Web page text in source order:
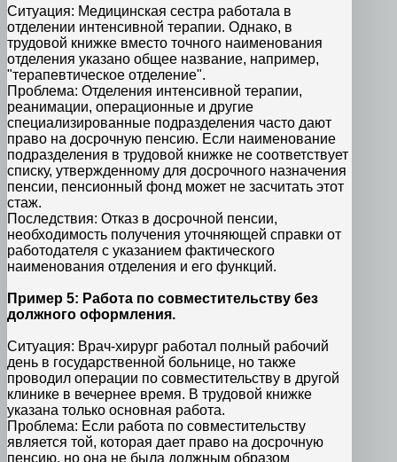
Ситуация: Медицинская сестра работала в
отделении интенсивной терапии. Однако, в
трудовой книжке вместо точного наименования
отделения указано общее название, например,
"терапевтическое отделение".
Проблема: Отделения интенсивной терапии,
реанимации, операционные и другие
специализированные подразделения часто дают
право на досрочную пенсию. Если наименование
подразделения в трудовой книжке не соответствует
списку, утвержденному для досрочного назначения
пенсии, пенсионный фонд может не засчитать этот
стаж.
Последствия: Отказ в досрочной пенсии,
необходимость получения уточняющей справки от
работодателя с указанием фактического
наименования отделения и его функций.
Пример 5: Работа по совместительству без
должного оформления.
Ситуация: Врач-хирург работал полный рабочий
день в государственной больнице, но также
проводил операции по совместительству в другой
клинике в вечернее время. В трудовой книжке
указана только основная работа.
Проблема: Если работа по совместительству
является той, которая дает право на досрочную
пенсию, но она не была должным образом